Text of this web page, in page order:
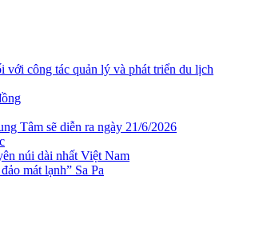
công tác quản lý và phát triển du lịch
Tâm sẽ diễn ra ngày 21/6/2026
núi dài nhất Việt Nam
mát lạnh” Sa Pa